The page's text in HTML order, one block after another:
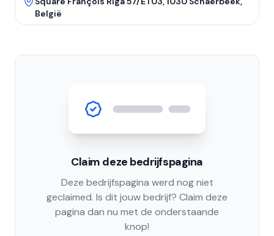
België
Claim deze bedrijfspagina
Deze bedrijfspagina werd nog niet
geclaimed. Is dit jouw bedrijf? Claim deze
pagina dan nu met de onderstaande
knop!